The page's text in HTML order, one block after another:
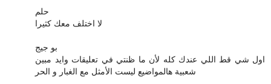
حلم
لا اختلف معك كثيرا
بو جيج
اول شي قط اللي عندك كله لأن ما ظنتي في تعليقات وايد مبين
شعبية هالمواضيع ليست الأمثل مع الغبار و الحر